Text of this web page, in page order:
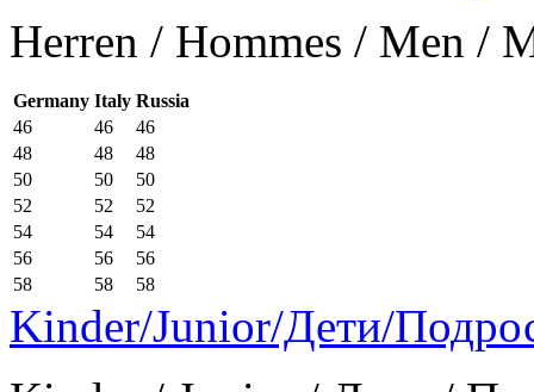
Herren / Hommes / Men /
Germany Italy Russia
46
46
46
48
48
48
50
50
50
52
52
52
54
54
54
56
56
56
58
58 58
Kinder/Junior/Дети/